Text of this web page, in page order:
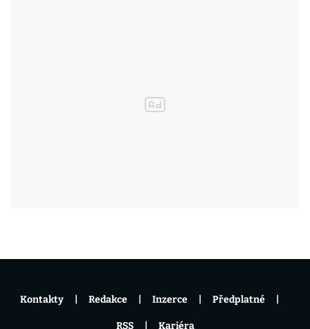
Kontakty Redakce Inzerce Předplatné
RSS Kariéra